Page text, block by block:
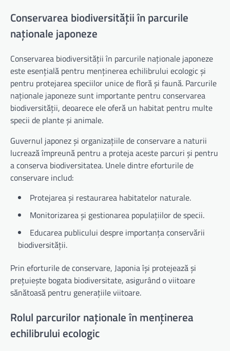
Conservarea biodiversității în parcurile
naționale japoneze
Conservarea biodiversității în parcurile naționale japoneze
este esențială pentru menținerea echilibrului ecologic și
pentru protejarea speciilor unice de floră și faună. Parcurile
naționale japoneze sunt importante pentru conservarea
biodiversității, deoarece ele oferă un habitat pentru multe
specii de plante și animale.
Guvernul japonez și organizațiile de conservare a naturii
lucrează împreună pentru a proteja aceste parcuri și pentru
a conserva biodiversitatea. Unele dintre eforturile de
conservare includ:
Protejarea și restaurarea habitatelor naturale.
Monitorizarea și gestionarea populațiilor de specii.
Educarea publicului despre importanța conservării
biodiversității.
Prin eforturile de conservare, Japonia își protejează și
prețuiește bogata biodiversitate, asigurând o viitoare
sănătoasă pentru generațiile viitoare.
Rolul parcurilor naționale în menținerea
echilibrului ecologic